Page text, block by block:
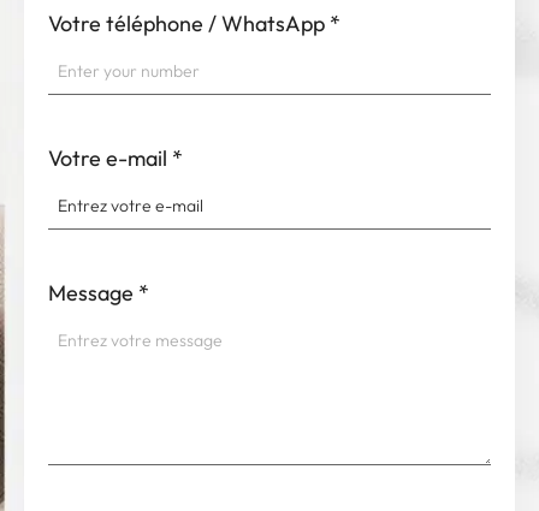
Votre téléphone / WhatsApp *
Votre e-mail *
Message *